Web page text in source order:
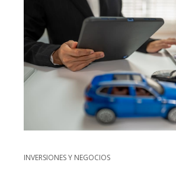
INVERSIONES Y NEGOCIOS